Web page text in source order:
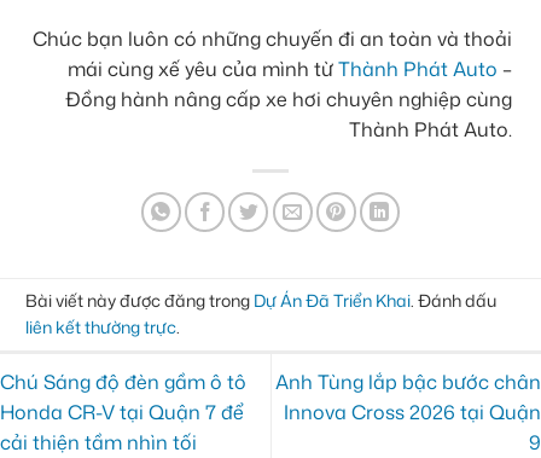
Chúc bạn luôn có những chuyến đi an toàn và thoải
mái cùng xế yêu của mình từThành Phát Auto –
Đồng hành nâng cấp xe hơi chuyên nghiệp cùng
Thành Phát Auto.
Bài viết này được đăng trong Dự Án Đã Triển Khai . Đánh dấu
liên kết thường trực
Chú Sáng độ đèn gầm ô tô
Honda CR-V tại Quận 7 để
cải thiện tầm nhìn tối
Anh Tùng lắp bậc bước chân
Innova Cross 2026 tại Quận
9